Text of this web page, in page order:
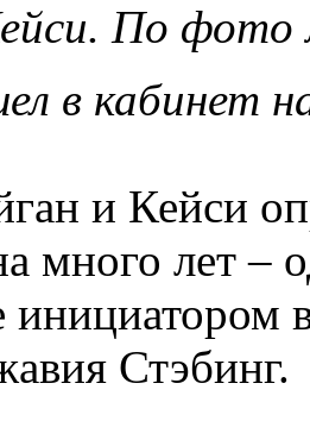
По
в кабинет
и Кейси
много лет –
инициатором
Стэбинг.